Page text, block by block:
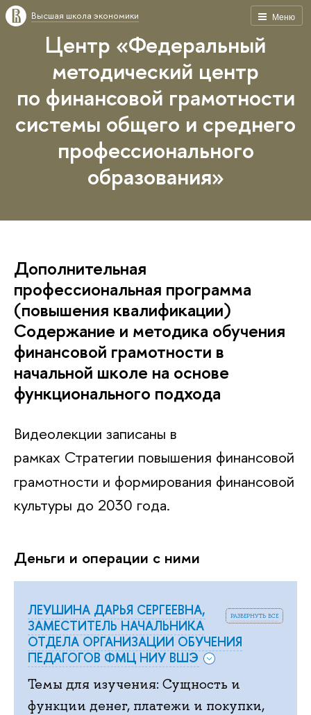
Меню
Высшая школа экономики
Центр «Федеральный
методический центр
по финансовой грамотности
системы общего и среднего
профессионального
образования»
Дополнительная
профессиональная программа
(повышения квалификации)
Содержание и методика обучения
финансовой грамотности в
начальной школе на основе
функционального подхода
Видеолекции записаны в
рамках Стратегии повышения финансовой
грамотности и формирования финансовой
культуры до 2030 года.
Деньги и операции с ними
развернуть все
ЛЕУШИНА ДАРЬЯ СЕРГЕЕВНА,
ЗАМЕСТИТЕЛЬ НАЧАЛЬНИКА
ОТДЕЛА ОРГАНИЗАЦИИ ОБУЧЕНИЯ
ПЕДАГОГОВ ФМЦ НИУ ВШЭ
Темы для изучения: Сущность и
функции денег, платежи и покупки,